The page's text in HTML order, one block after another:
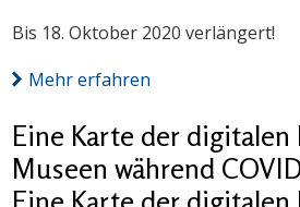
Bis 18. Oktober 2020 verlängert!
Mehr erfahren
Eine Karte der
Museen während